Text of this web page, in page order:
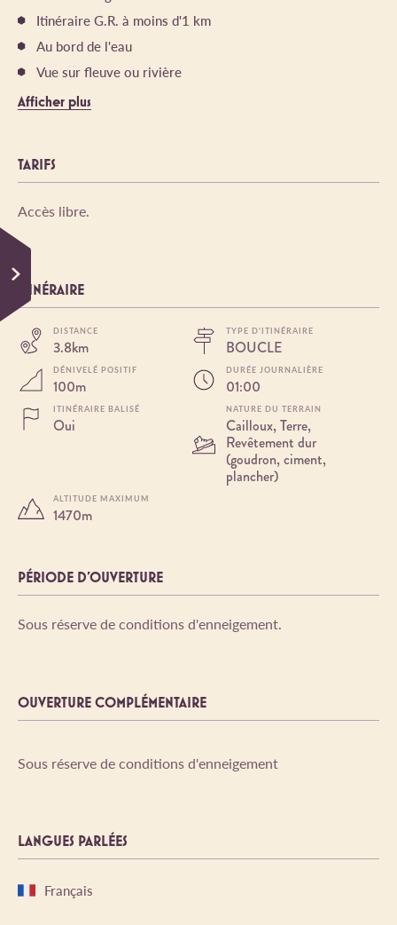
Itinéraire G.R. à moins d'1 km
Au bord de l'eau
Vue sur fleuve ou rivière
Afficher plus
TARIFS
Accès libre.
ITINÉRAIRE
DISTANCE
3.8km
TYPE D'ITINÉRAIRE
BOUCLE
DÉNIVELÉ POSITIF
100m
DURÉE JOURNALIÈRE
01:00
ITINÉRAIRE BALISÉ
Oui
NATURE DU TERRAIN
Cailloux, Terre,
Revêtement dur
(goudron, ciment,
plancher)
ALTITUDE MAXIMUM
1470m
PÉRIODE D'OUVERTURE
Sous réserve de conditions d'enneigement.
OUVERTURE COMPLÉMENTAIRE
Sous réserve de conditions d'enneigement
LANGUES PARLÉES
Français